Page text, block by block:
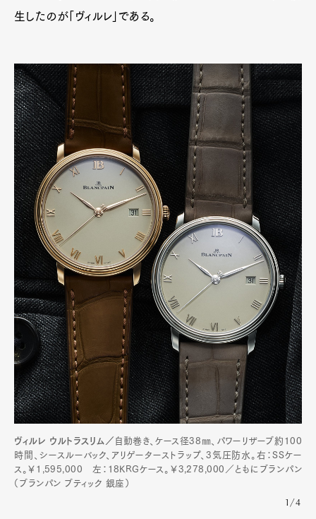
生したのが「ヴィルレ」である。
ヴィルレ ウルトラスリム／ 自動巻き、ケース径38㎜、パワーリザーブ約100
時間、シースルーバック、アリゲーターストラップ、3気圧防水。右：SSケー
ス。￥1,595,000 左：18KRGケース。￥3,278,000／ともにブランパン
（ブランパン ブティック 銀座）
1/4